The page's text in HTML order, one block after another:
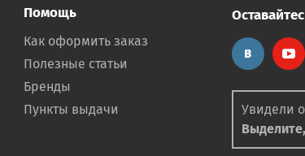
Помощь
Как оформить заказ
Полезные статьи
Бренды
Пункты выдачи
Увидели